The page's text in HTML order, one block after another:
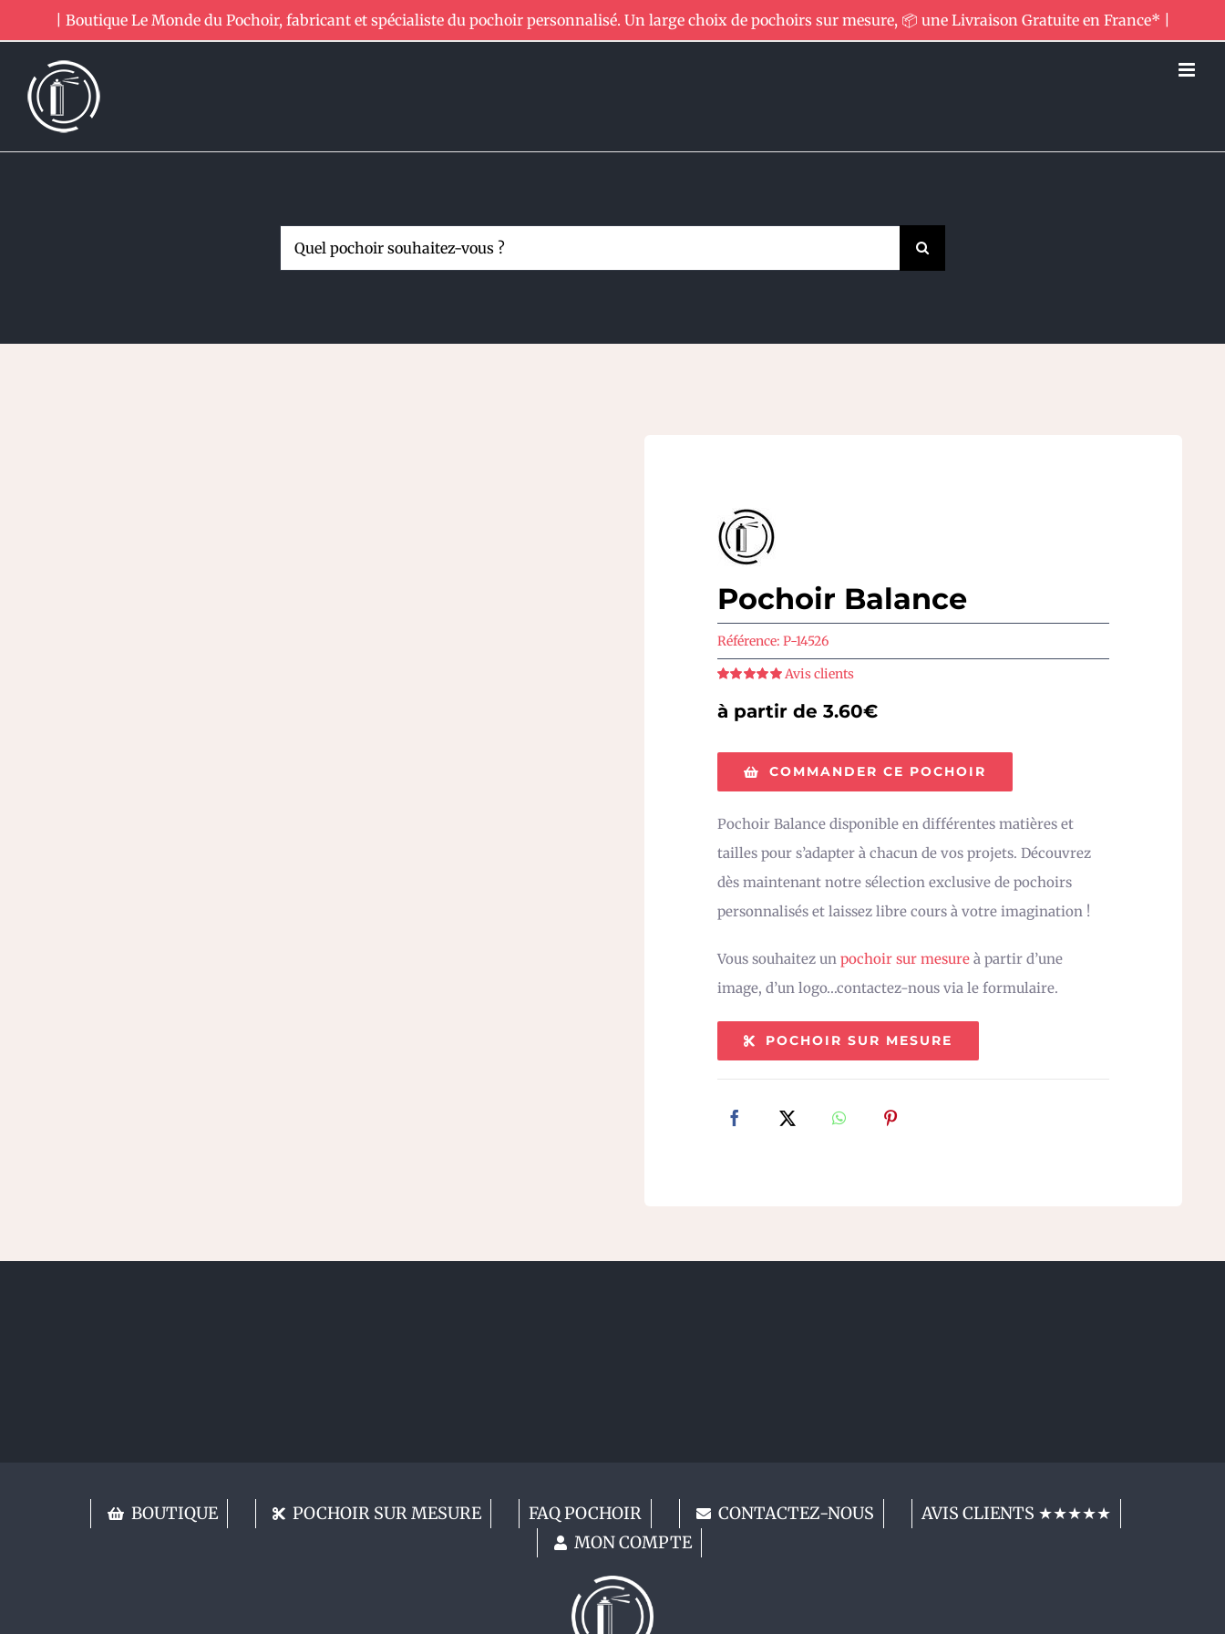
au
contenu
| Boutique Le Monde du Pochoir, fabricant et spécialiste du pochoir personnalisé. Un large choix de pochoirs sur mesure, 📦 une Livraison Gratuite en France* |
Rechercher:
Pochoir Balance
Référence: P-14526
Avis clients
à partir de 3.60€
COMMANDER CE POCHOIR
Pochoir Balance disponible en différentes matières et
tailles pour s’adapter à chacun de vos projets. Découvrez
dès maintenant notre sélection exclusive de pochoirs
personnalisés et laissez libre cours à votre imagination !
Vous souhaitez un pochoir sur mesure à partir d’une
image, d’un logo…contactez-nous via le formulaire.
POCHOIR SUR MESURE
BOUTIQUE POCHOIR SUR MESURE FAQ POCHOIR CONTACTEZ-NOUS
AVIS CLIENTS ★★★★★
MON COMPTE